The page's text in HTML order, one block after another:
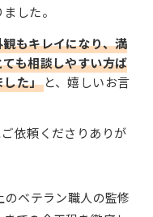
した。
観もキレイになり、満
も相談しやすい方ば
した」と、嬉しいお言
依頼くださりありが
ベテラン職人の監修